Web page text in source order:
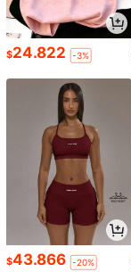
$24.822 -3%
$43.866 -20%